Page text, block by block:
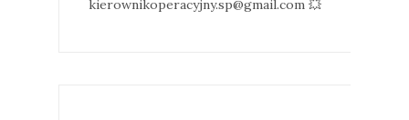
kierownikoperacyjny.sp@gmail.com 💥